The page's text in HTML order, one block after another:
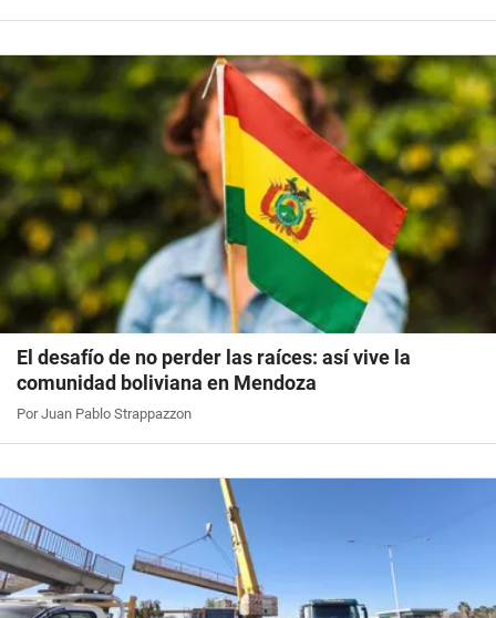
El desafío de no perder las raíces: así vive la
comunidad boliviana en Mendoza
Por Juan Pablo Strappazzon